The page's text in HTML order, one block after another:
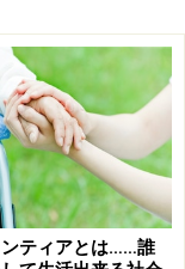
は？
まらない。時間
ティアとは……誰